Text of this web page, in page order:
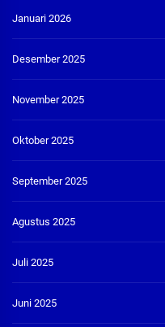
Januari 2026
Desember 2025
November 2025
Oktober 2025
September 2025
Agustus 2025
Juli 2025
Juni 2025